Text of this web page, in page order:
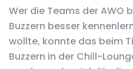
Wer die Teams der AWO
Buzzern besser
wollte, konnte das beim
Buzzern in der Chill-